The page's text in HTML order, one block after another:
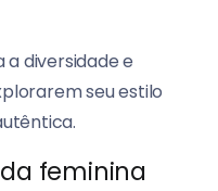
a diversidade e
seu estilo
feminina